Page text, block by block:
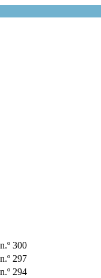
n.º 300
n.º 297
n.º 294